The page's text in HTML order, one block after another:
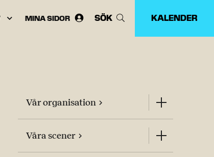
MINA SIDOR SÖK KALENDER
Vår organisation
Våra scener